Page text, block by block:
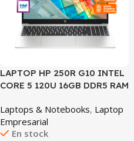
LAPTOP HP 250R G10 INTEL
CORE 5 120U 16GB DDR5 RAM
GRAPHICS WIN 11 PRE-
INSTALADO COLOR
PLATEADO (HP 250R G10)
Laptops & Notebooks, Laptop
Empresarial
En stock